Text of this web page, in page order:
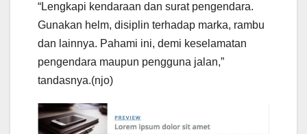
“Lengkapi kendaraan dan surat pengendara.
Gunakan helm, disiplin terhadap marka, rambu
dan lainnya. Pahami ini, demi keselamatan
pengendara maupun pengguna jalan,”
tandasnya.(njo)